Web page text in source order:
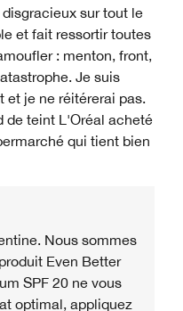
sur tout le
et fait ressortir toutes
: menton, front,
Je suis
je ne réitérerai pas.
de teint L'Oréal acheté
qui tient bien
Nous sommes
Even Better
SPF 20 ne vous
optimal, appliquez